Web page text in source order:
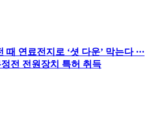
연료전지로 ‘셧 다운’ 막는다 ···
전 전원장치 특허 취득